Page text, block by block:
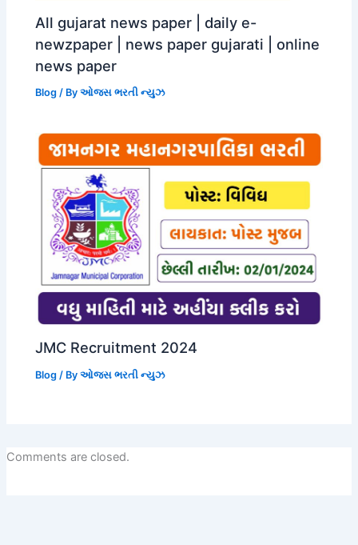
All gujarat news paper | daily e-
newzpaper | news paper gujarati | online
news paper
Blog / Byઓજસ ભરતી ન્યુઝ
JMC Recruitment 2024
Blog / Byઓજસ ભરતી ન્યુઝ
Comments are closed.